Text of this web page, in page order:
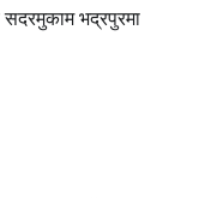
भद्रपुरमा